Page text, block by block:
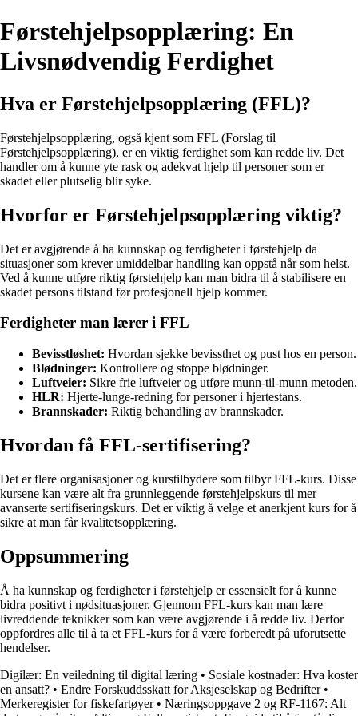
Førstehjelpsopplæring: En
Livsnødvendig Ferdighet
Hva er Førstehjelpsopplæring (FFL)?
Førstehjelpsopplæring, også kjent som FFL (Forslag til
Førstehjelpsopplæring), er en viktig ferdighet som kan redde liv. Det
handler om å kunne yte rask og adekvat hjelp til personer som er
skadet eller plutselig blir syke.
Hvorfor er Førstehjelpsopplæring viktig?
Det er avgjørende å ha kunnskap og ferdigheter i førstehjelp da
situasjoner som krever umiddelbar handling kan oppstå når som helst.
Ved å kunne utføre riktig førstehjelp kan man bidra til å stabilisere en
skadet persons tilstand før profesjonell hjelp kommer.
Ferdigheter man lærer i FFL
Bevisstløshet: Hvordan sjekke bevissthet og pust hos en person.
Blødninger: Kontrollere og stoppe blødninger.
Luftveier: Sikre frie luftveier og utføre munn-til-munn metoden.
HLR: Hjerte-lunge-redning for personer i hjertestans.
Brannskader: Riktig behandling av brannskader.
Hvordan få FFL-sertifisering?
Det er flere organisasjoner og kurstilbydere som tilbyr FFL-kurs. Disse
kursene kan være alt fra grunnleggende førstehjelpskurs til mer
avanserte sertifiseringskurs. Det er viktig å velge et anerkjent kurs for å
sikre at man får kvalitetsopplæring.
Oppsummering
Å ha kunnskap og ferdigheter i førstehjelp er essensielt for å kunne
bidra positivt i nødsituasjoner. Gjennom FFL-kurs kan man lære
livreddende teknikker som kan være avgjørende i å redde liv. Derfor
oppfordres alle til å ta et FFL-kurs for å være forberedt på uforutsette
hendelser.
Digilær: En veiledning til digital læring • Sosiale kostnader: Hva koster
en ansatt? • Endre Forskuddsskatt for Aksjeselskap og Bedrifter•
Merkeregister for fiskefartøyer• Næringsoppgave 2 og RF-1167: Alt